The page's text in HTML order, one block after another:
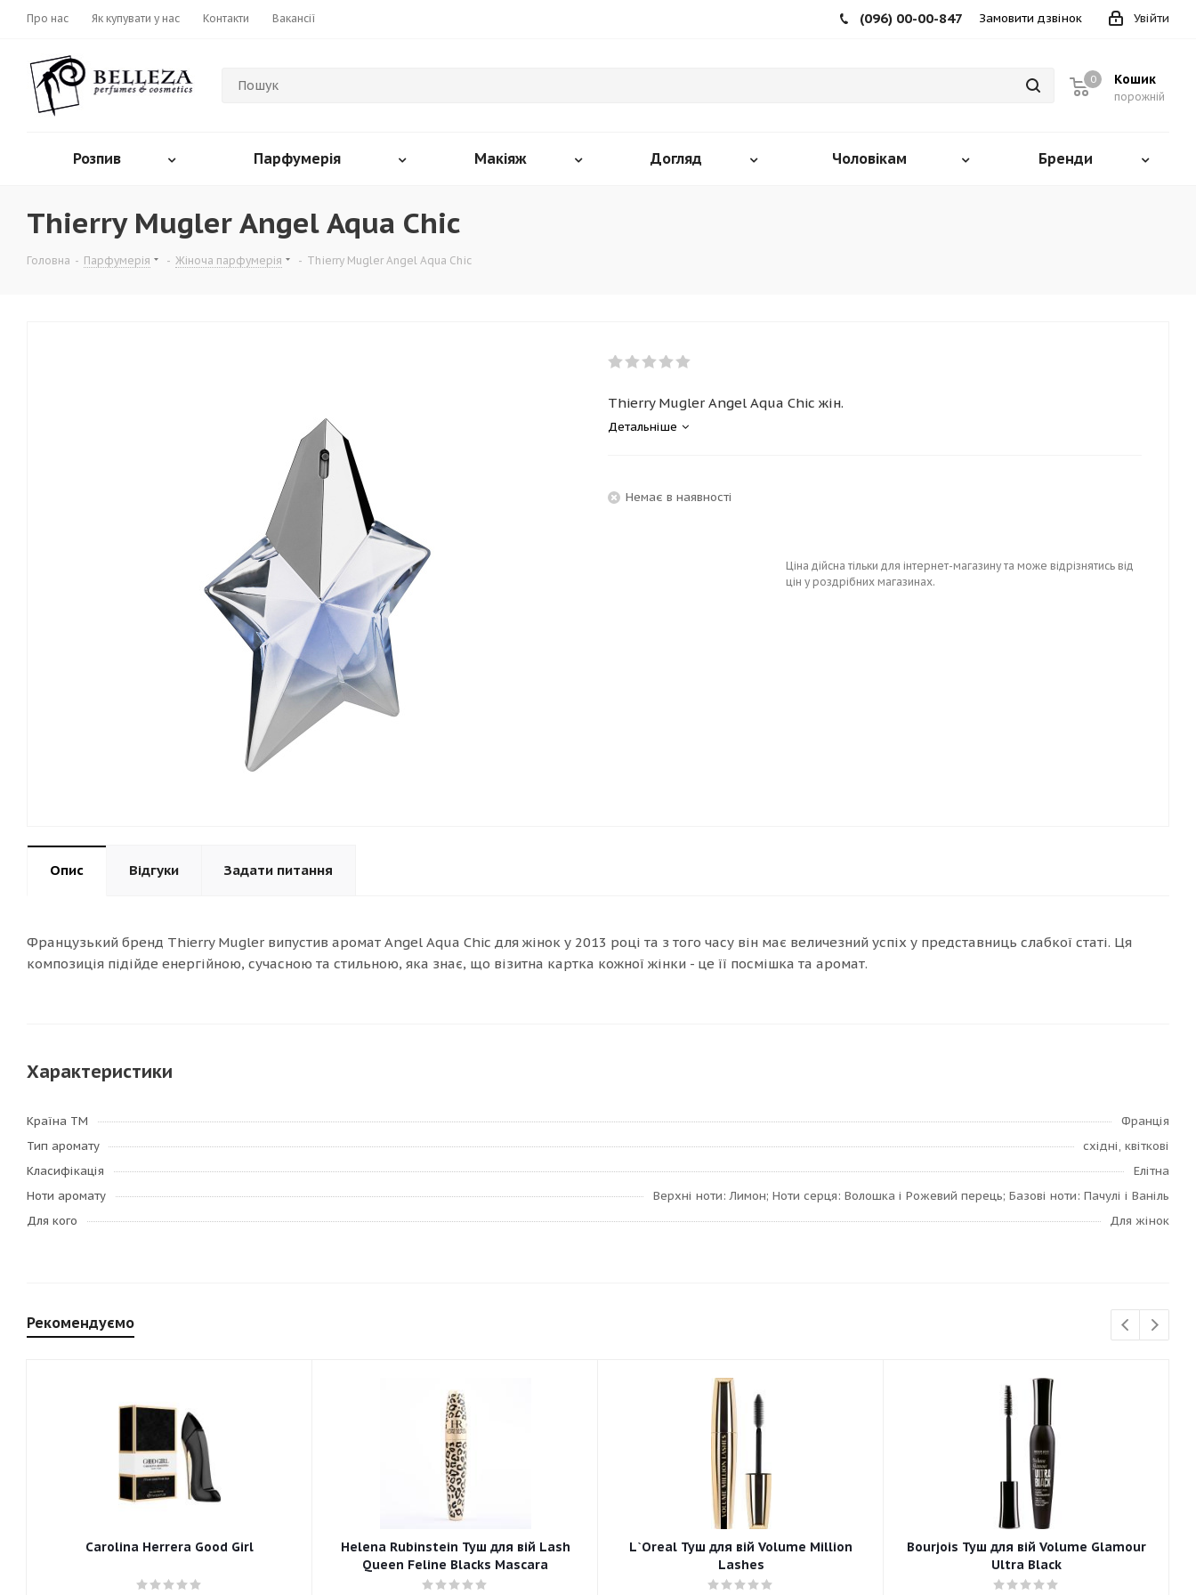
Про нас Як купувати у нас Контакти Вакансії Увійти
(096) 00-00-847 Замовити дзвінок
Кошик
порожній
0
Розпив Парфумерія Макіяж Догляд Чоловікам Бренди
Thierry Mugler Angel Aqua Chic
Головна - Парфумерія - Жіноча парфумерія - Thierry Mugler Angel Aqua Chic
Thierry Mugler Angel Aqua Chic жін.
Детальніше
Немає в наявності
Ціна дійсна тільки для інтернет-магазину та може відрізнятись від
цін у роздрібних магазинах.
Опис Відгуки Задати питання
Французький бренд Thierry Mugler випустив аромат Angel Aqua Chic для жінок у 2013 році та з того часу він має величезний успіх у представниць слабкої статі. Ця
композиція підійде енергійною, сучасною та стильною, яка знає, що візитна картка кожної жінки - це її посмішка та аромат.
Характеристики
Країна ТМ
Франція
Тип аромату
східні, квіткові
Класифікація
Елітна
Ноти аромату
Верхні ноти: Лимон; Ноти серця: Волошка і Рожевий перець; Базові ноти: Пачулі і Ваніль
Для кого
Для жінок
Рекомендуємо
Carolina Herrera Good Girl
Helena Rubinstein Туш для вій Lash
Queen Feline Blacks Mascara
L`Oreal Туш для вій Volume Million
Lashes
Bourjois Туш для вій Volume Glamour
Ultra Black